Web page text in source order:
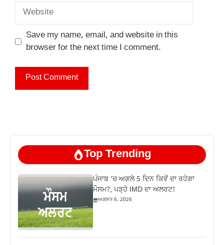
Website
Save my name, email, and website in this
browser for the next time I comment.
Top Trending
ਪੰਜਾਬ ‘ਚ ਅਗਲੇ 5 ਦਿਨ ਕਿਵੇਂ ਦਾ ਰਹੇਗਾ
ਮੌਸਮ?, ਪੜ੍ਹੋ IMD ਦਾ ਅਲਰਟ!
ਅਗਸਤ 6, 2026